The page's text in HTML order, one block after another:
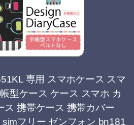
専用 スマホケース スマ
型ケース ケース スマホ カ
ス 携帯ケース 携帯カバー
フリー ゼンフォン bn181